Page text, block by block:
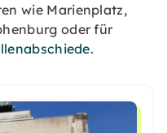
wie Marienplatz,
oder für
.